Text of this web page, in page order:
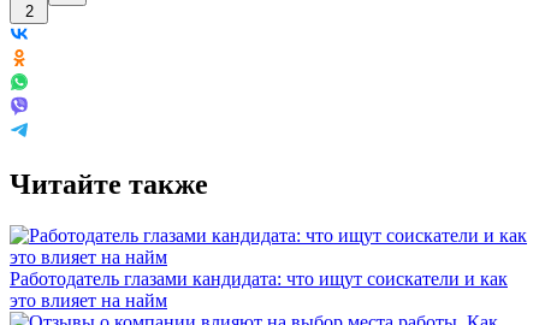
2
Читайте также
Работодатель глазами кандидата: что ищут соискатели и как
это влияет на найм